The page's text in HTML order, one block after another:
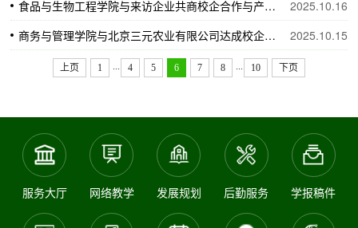
2025.10.16
食品与生物工程学院与来访企业共商校企合作与产教融合新举措
2025.10.15
商务与管理学院与北京三元农业有限公司达成校企合作初步意向
上页 1 ... 4 5 6 7 8 ... 10 下页
服务大厅 网络教学 发展规划 后勤服务 学报稿件